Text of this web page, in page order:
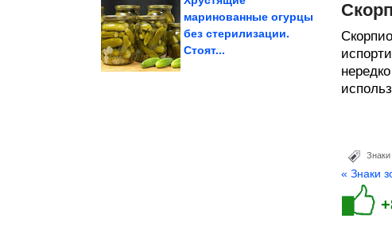
Юмор из интернета
маринованные огурцы
без стерилизации.
Стоят...
« Знаки